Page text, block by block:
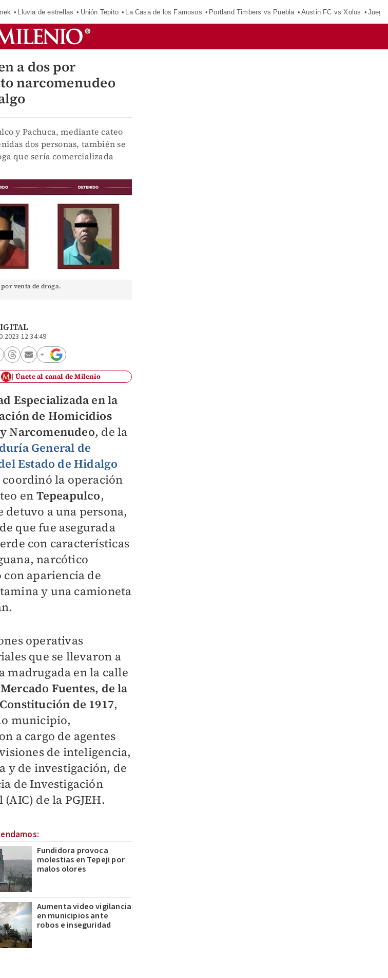
Lluvia de estrellas Unión Tepito La Casa de los Famosos Portland Timbers vs Puebla Austin FC vs Xolos
a dos por
narcomenudeo
y Pachuca, mediante cateo
dos personas, también se
que sería comercializada
por venta de droga.
12:34:49
Únete al canal de Milenio
Especializada en la
de Homicidios
Narcomenudeo, de la
General de
Estado de Hidalgo
coordinó la operación
en Tepeapulco,
detuvo a una persona,
que fue asegurada
con características
narcótico
apariencia de
y una camioneta
operativas
que se llevaron a
madrugada en la calle
Fuentes, de la
de 1917,
municipio,
a cargo de agentes
de inteligencia,
y de investigación, de
de Investigación
de la PGJEH.
Fundidora provoca
molestias en Tepeji por
malos olores
Aumenta video vigilancia
en municipios ante
robos e inseguridad